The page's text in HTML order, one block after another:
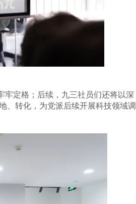
牢定格；后续，九三社员们还将以深
、转化，为党派后续开展科技领域调